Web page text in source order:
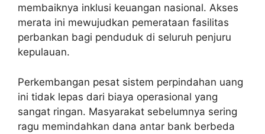
membaiknya inklusi keuangan nasional. Akses
merata ini mewujudkan pemerataan fasilitas
perbankan bagi penduduk di seluruh penjuru
kepulauan.
Perkembangan pesat sistem perpindahan uang
ini tidak lepas dari biaya operasional yang
sangat ringan. Masyarakat sebelumnya sering
ragu memindahkan dana antar bank berbeda